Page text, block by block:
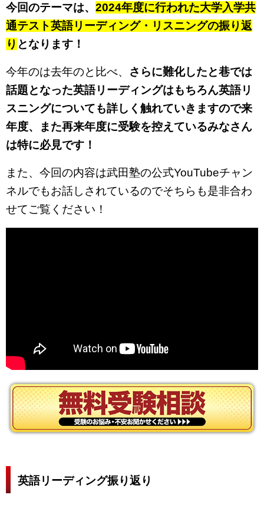
今回のテーマは、 2024年度に行われた大学入学共
通テスト英語リーディング・リスニングの振り返
り となります！
今年のは去年のと比べ、 さらに難化したと巷では
話題となった英語リーディングはもちろん英語リ
スニングについても詳しく触れていきますので来
年度、また再来年度に受験を控えているみなさん
は特に必見です！
また、今回の内容は武田塾の公式YouTubeチャン
ネルでもお話しされているのでそちらも是非合わ
せてご覧ください！
英語リーディング振り返り